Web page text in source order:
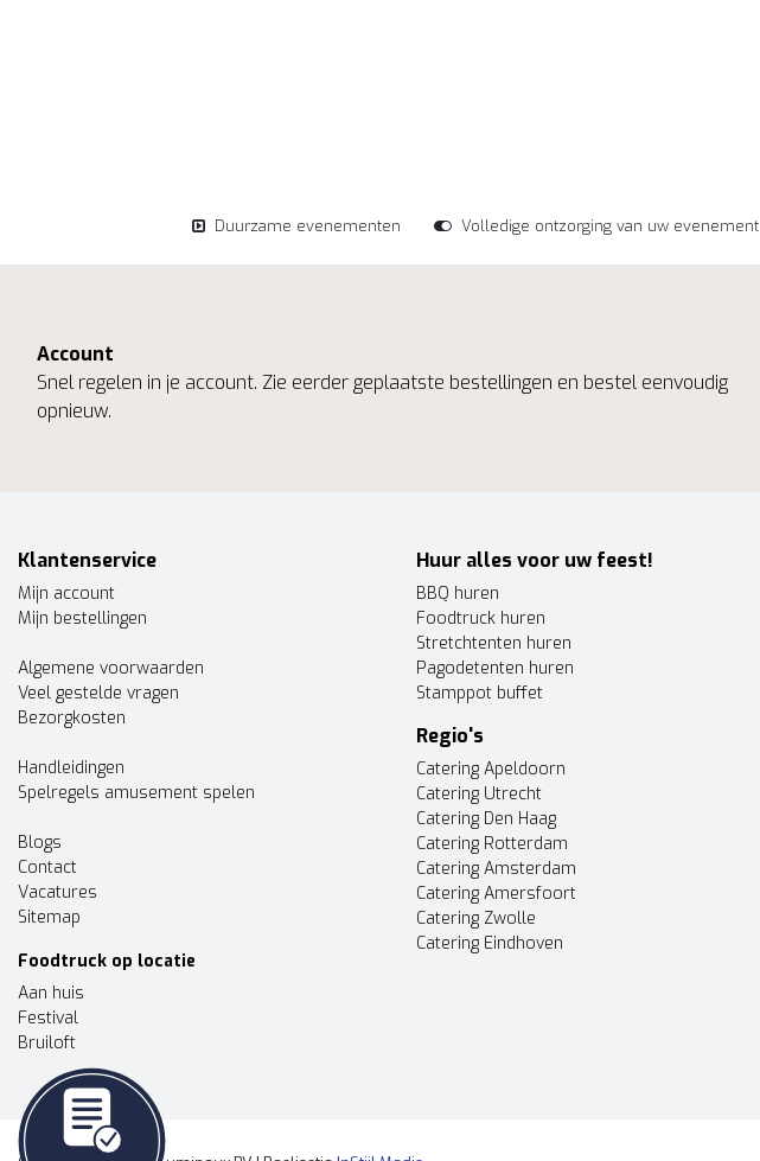
Duurzame evenementen Volledige ontzorging van uw evenement
Account
Snel regelen in je account. Zie eerder geplaatste bestellingen en bestel eenvoudig
opnieuw.
Klantenservice
Mijn account
Mijn bestellingen
Algemene voorwaarden
Veel gestelde vragen
Bezorgkosten
Handleidingen
Spelregels amusement spelen
Blogs
Contact
Vacatures
Sitemap
Foodtruck op locatie
Aan huis
Festival
Bruiloft
Huur alles voor uw feest!
BBQ huren
Foodtruck huren
Stretchtenten huren
Pagodetenten huren
Stamppot buffet
Regio's
Catering Apeldoorn
Catering Utrecht
Catering Den Haag
Catering Rotterdam
Catering Amsterdam
Catering Amersfoort
Catering Zwolle
Catering Eindhoven